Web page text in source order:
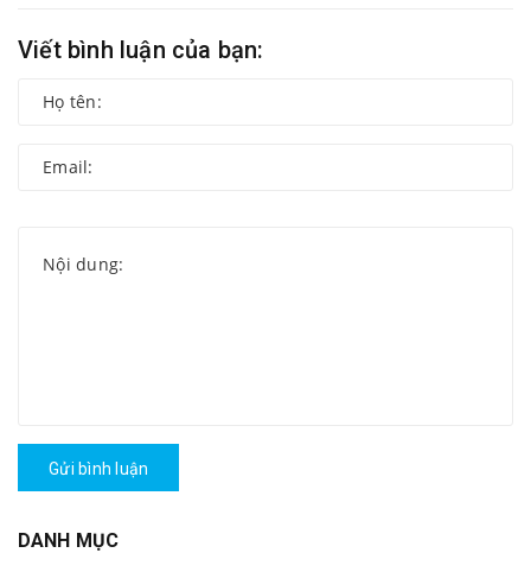
Viết bình luận của bạn:
Gửi bình luận
DANH MỤC